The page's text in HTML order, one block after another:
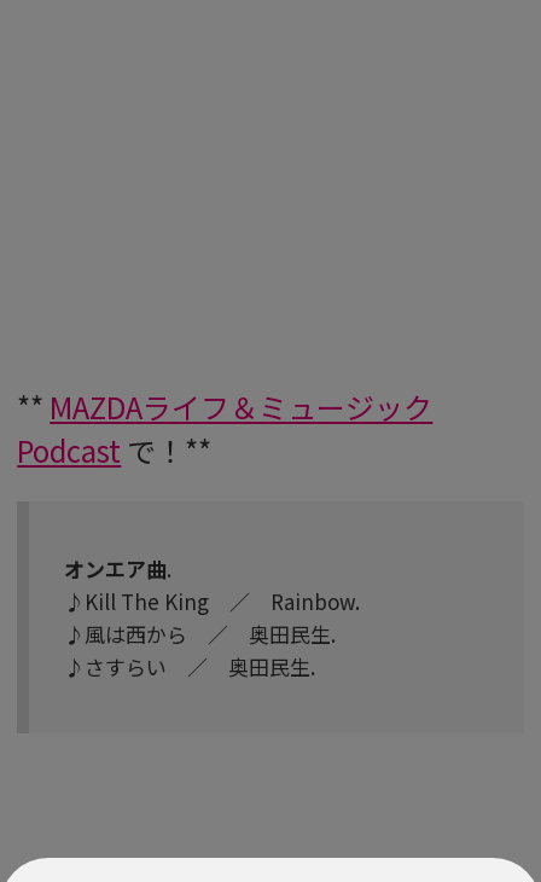
** MAZDAライフ＆ミュージック
Podcast で！**
オンエア曲.
♪Kill The King ／ Rainbow.
♪風は西から ／ 奥田民生.
♪さすらい ／ 奥田民生.